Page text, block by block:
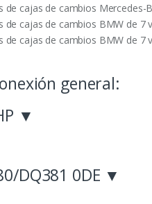
cajas de cambios Mercedes-
de cajas de cambios BMW de 7
de cajas de cambios BMW de 7
general:
▼
DQ381 0DE ▼